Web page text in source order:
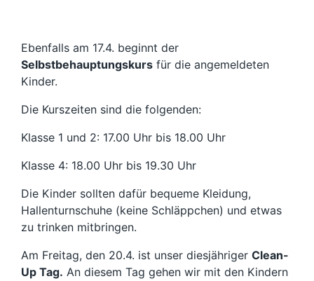
Ebenfalls am 17.4. beginnt der
Selbstbehauptungskurs für die angemeldeten
Kinder.
Die Kurszeiten sind die folgenden:
Klasse 1 und 2: 17.00 Uhr bis 18.00 Uhr
Klasse 4: 18.00 Uhr bis 19.30 Uhr
Die Kinder sollten dafür bequeme Kleidung,
Hallenturnschuhe (keine Schläppchen) und etwas
zu trinken mitbringen.
Am Freitag, den 20.4. ist unser diesjähriger Clean-
Up Tag. An diesem Tag gehen wir mit den Kindern